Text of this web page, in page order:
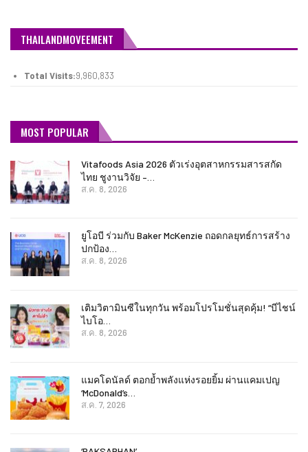
THAILANDMOVEEMENT
Total Visits:9,960,833
MOST POPULAR
Vitafoods Asia 2026 ตัวเร่งอุตสาหกรรมสารสกัด
ไทย ชูงานวิจัย –…
ส.ค. 8, 2026
ยูโอบี ร่วมกับ Baker McKenzie ถอดกลยุทธ์การสร้าง
ปกป้อง…
ส.ค. 8, 2026
เติมวิตามินซีในทุกวัน พร้อมโปรโมชั่นสุดคุ้ม! “บีไชน์
ไบโอ…
ส.ค. 8, 2026
แมคโดนัลด์ ตอกย้ำพลังแห่งรอยยิ้ม ผ่านแคมเปญ
‘McDonald’s…
ส.ค. 7, 2026